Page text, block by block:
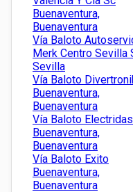
Buenaventura,
Buenaventura
Vía Baloto
Merk Centro Sevilla
Sevilla
Vía Baloto
Buenaventura,
Buenaventura
Vía Baloto
Buenaventura,
Buenaventura
Vía Baloto Exito
Buenaventura,
Buenaventura